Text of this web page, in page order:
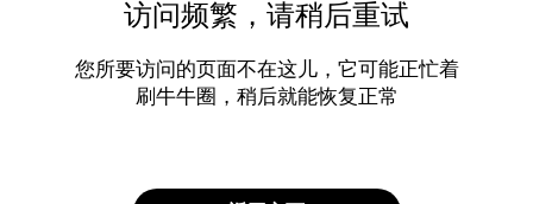
访问频繁，请稍后重试
您所要访问的页面不在这儿，它可能正忙着
刷牛牛圈，稍后就能恢复正常